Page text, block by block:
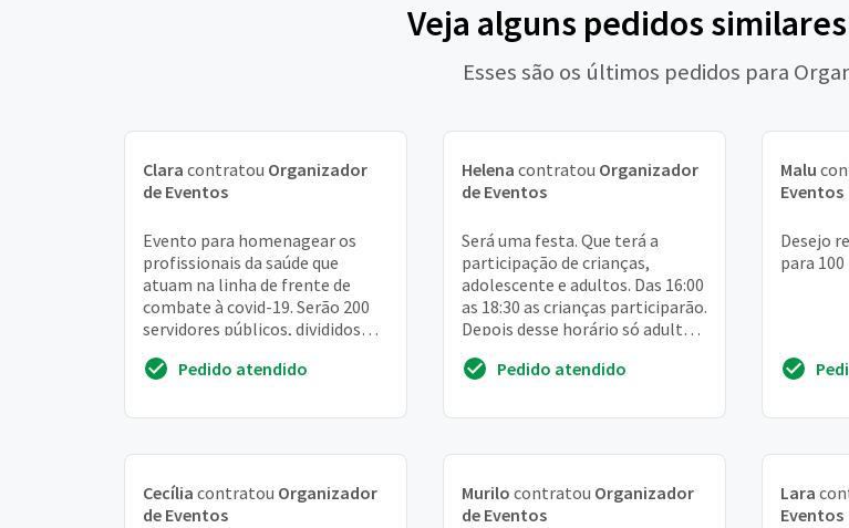
Veja alguns pedidos
Esses são os últimos pedidos para
Clara contratou Organizador
de Eventos
Evento para homenagear os
profissionais da saúde que
atuam na linha de frente de
combate à covid-19. Serão 200
servidores públicos, divididos
governamentais e h...
Pedido atendido
Helena contratou Organizador
de Eventos
Será uma festa. Que terá a
participação de crianças,
adolescente e adultos. Das 16:00
as 18:30 as crianças participarão.
Depois desse horário só adultos
Pedido atendido
Malu
Eventos
Desejo
para
Cecília contratou Organizador
de Eventos
Murilo contratou Organizador
de Eventos
Lara
Eventos